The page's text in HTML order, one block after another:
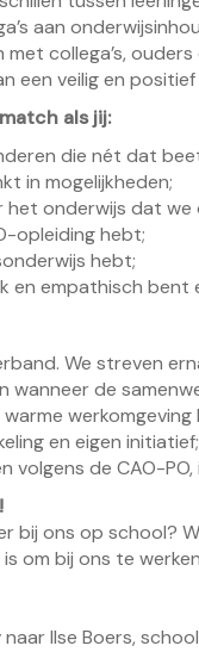
aan
met collega’s,
een veilig en
als jij:
die nét dat
in mogelijkheden;
onderwijs dat we
opleiding hebt;
hebt;
en empathisch
We streven
wanneer de
en eigen initiatief;
de CAO-PO,
bij ons op school?
om bij ons te
Ilse Boers,